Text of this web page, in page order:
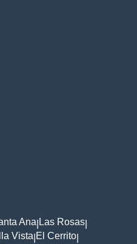
Ana Las Rosas
Vista El Cerrito